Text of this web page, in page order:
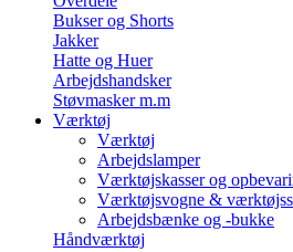
Bukser og Shorts
Jakker
Hatte og Huer
Arbejdshandsker
Støvmasker m.m
Værktøj
Værktøj
Arbejdslamper
Værktøjskasser og
Værktøjsvogne &
Arbejdsbænke og -bukke
Håndværktøj